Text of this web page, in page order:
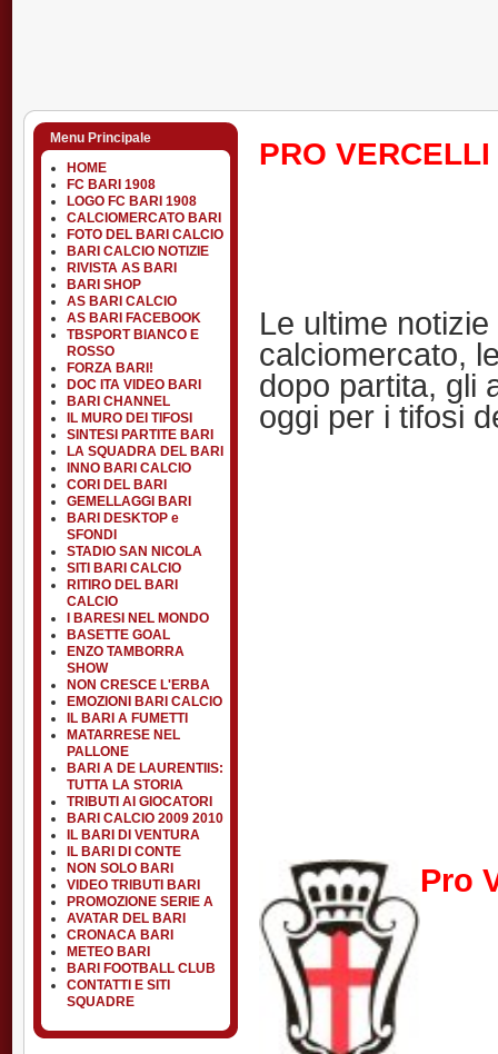
Menu Principale
HOME
FC BARI 1908
LOGO FC BARI 1908
CALCIOMERCATO BARI
FOTO DEL BARI CALCIO
BARI CALCIO NOTIZIE
RIVISTA AS BARI
BARI SHOP
AS BARI CALCIO
AS BARI FACEBOOK
TBSPORT BIANCO E
ROSSO
FORZA BARI!
DOC ITA VIDEO BARI
BARI CHANNEL
IL MURO DEI TIFOSI
SINTESI PARTITE BARI
LA SQUADRA DEL BARI
INNO BARI CALCIO
CORI DEL BARI
GEMELLAGGI BARI
BARI DESKTOP e
SFONDI
STADIO SAN NICOLA
SITI BARI CALCIO
RITIRO DEL BARI
CALCIO
I BARESI NEL MONDO
BASETTE GOAL
ENZO TAMBORRA
SHOW
NON CRESCE L'ERBA
EMOZIONI BARI CALCIO
IL BARI A FUMETTI
MATARRESE NEL
PALLONE
BARI A DE LAURENTIIS:
TUTTA LA STORIA
TRIBUTI AI GIOCATORI
BARI CALCIO 2009 2010
IL BARI DI VENTURA
IL BARI DI CONTE
NON SOLO BARI
VIDEO TRIBUTI BARI
PROMOZIONE SERIE A
AVATAR DEL BARI
CRONACA BARI
METEO BARI
BARI FOOTBALL CLUB
CONTATTI E SITI
SQUADRE
PRO
Le ultime
calciomercato,
dopo partita, gli
oggi per i tifosi
Pro